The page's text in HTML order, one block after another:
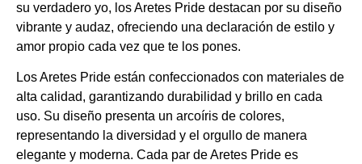
su verdadero yo, los Aretes Pride destacan por su diseño
vibrante y audaz, ofreciendo una declaración de estilo y
amor propio cada vez que te los pones.
Los Aretes Pride están confeccionados con materiales de
alta calidad, garantizando durabilidad y brillo en cada
uso. Su diseño presenta un arcoíris de colores,
representando la diversidad y el orgullo de manera
elegante y moderna. Cada par de Aretes Pride es